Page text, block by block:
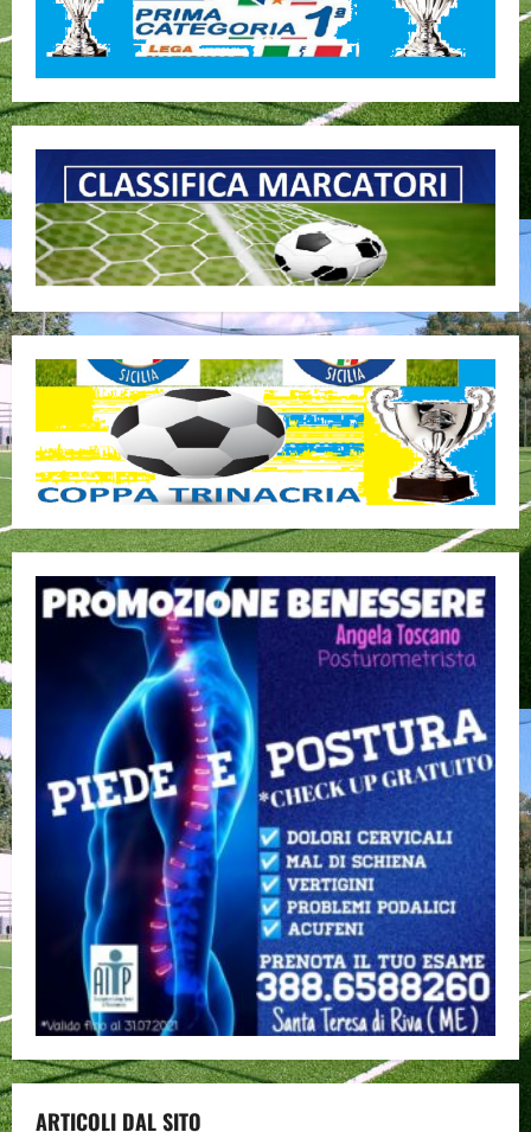
ARTICOLI DAL SITO